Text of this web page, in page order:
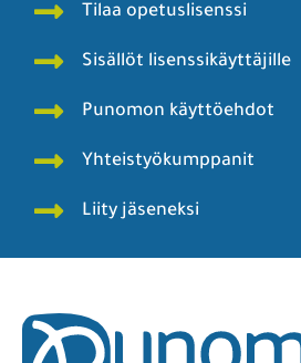
Tilaa opetuslisenssi
Sisällöt lisenssikäyttäjille
Punomon käyttöehdot
Yhteistyökumppanit
Liity jäseneksi